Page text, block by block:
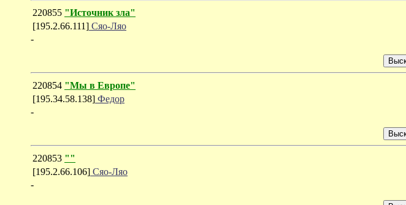
220855 "Источник зла"
[195.2.66.111] Сяо-Ляо
-
220854 "Мы в Европе"
[195.34.58.138] Федор
-
220853 ""
[195.2.66.106] Сяо-Ляо
-